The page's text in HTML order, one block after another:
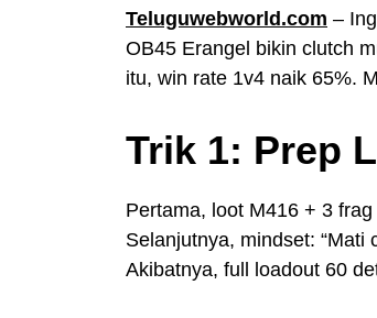
Teluguwebworld.com –
OB45 Erangel bikin clutch
itu, win rate 1v4 naik 65%.
Trik 1: Prep
Pertama, loot M416 + 3
Selanjutnya, mindset: “Mati
Akibatnya, full loadout 60